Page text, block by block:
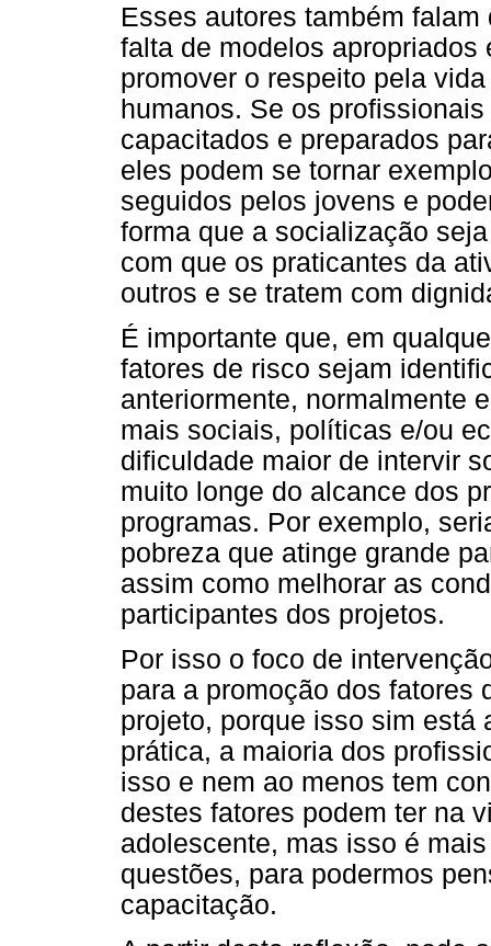
Esses autores também
falta de modelos
promover o respeito pela
humanos. Se os
capacitados e preparados
eles podem se tornar
seguidos pelos jovens e
forma que a socialização
com que os praticantes da
outros e se tratem com
É importante que, em
fatores de risco sejam
anteriormente, normalmente
mais sociais, políticas e/ou
dificuldade maior de intervir
muito longe do alcance dos
programas. Por exemplo,
pobreza que atinge grande
assim como melhorar as
participantes dos projetos.
Por isso o foco de
para a promoção dos fatores
projeto, porque isso sim está
prática, a maioria dos
isso e nem ao menos tem
destes fatores podem ter na
adolescente, mas isso é
questões, para podermos
capacitação.